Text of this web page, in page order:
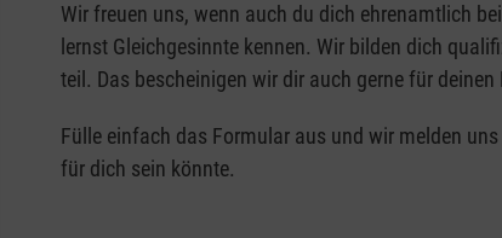
Wir freuen uns, wenn auch du dich ehrenamtlich
lernst Gleichgesinnte kennen. Wir bilden dich
teil. Das bescheinigen wir dir auch gerne für deinen
Fülle einfach das Formular aus und wir melden
für dich sein könnte.